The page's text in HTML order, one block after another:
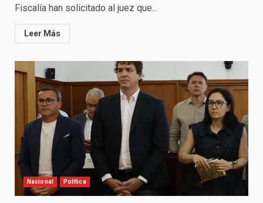
Fiscalía han solicitado al juez que...
Leer Más
Nacional Política